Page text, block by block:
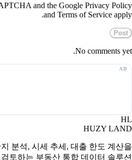
and the Google Privacy Policy
and Terms of Service apply.
Post
No comments yet.
HL
HUZY LAND
분석, 시세 추세, 대출 한도 계산을
토하는 부동산 통합 데이터 솔루션.